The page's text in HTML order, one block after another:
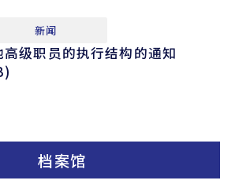
新闻
级职员的执行结构的通知
档案馆